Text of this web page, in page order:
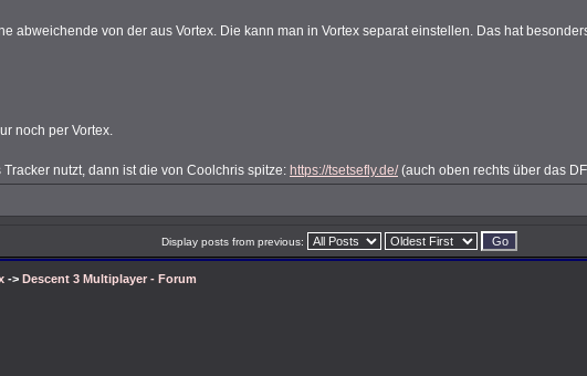
abweichende von der aus Vortex. Die kann man in Vortex separat einstellen. Das hat
noch per Vortex.
nutzt, dann ist die von Coolchris spitze: https://tsetsefly.de/(auch oben rechts über das
Display posts from previous:
-> Descent 3 Multiplayer - Forum